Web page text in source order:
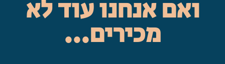
ואם אנחנו עוד לא
מכירים...